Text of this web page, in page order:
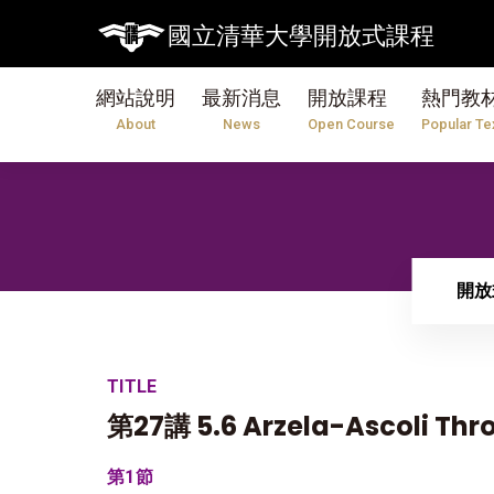
國立清華大學開放式課程
網站說明
About
最新消息
News
開放課程
Open Course
熱門教
Popular
開
TITLE
第27講 5.6 Arzela-Ascoli
第1節